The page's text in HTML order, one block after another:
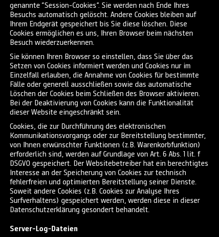
genannte “Session-Cookies”. Sie werden nach Ende Ihres
Besuchs automatisch gelöscht. Andere Cookies bleiben auf
Ihrem Endgerät gespeichert bis Sie diese löschen. Diese
Cookies ermöglichen es uns, Ihren Browser beim nächsten
Besuch wiederzuerkennen.
Sie können Ihren Browser so einstellen, dass Sie über das
Setzen von Cookies informiert werden und Cookies nur im
Einzelfall erlauben, die Annahme von Cookies für bestimmte
Fälle oder generell ausschließen sowie das automatische
Löschen der Cookies beim Schließen des Browser aktivieren.
Bei der Deaktivierung von Cookies kann die Funktionalität
dieser Website eingeschränkt sein.
Cookies, die zur Durchführung des elektronischen
Kommunikationsvorgangs oder zur Bereitstellung bestimmter,
von Ihnen erwünschter Funktionen (z.B. Warenkorbfunktion)
erforderlich sind, werden auf Grundlage von Art. 6 Abs. 1 lit. f
DSGVO gespeichert. Der Websitebetreiber hat ein berechtigtes
Interesse an der Speicherung von Cookies zur technisch
fehlerfreien und optimierten Bereitstellung seiner Dienste.
Soweit andere Cookies (z.B. Cookies zur Analyse Ihres
Surfverhaltens) gespeichert werden, werden diese in dieser
Datenschutzerklärung gesondert behandelt.
Server-Log-Dateien